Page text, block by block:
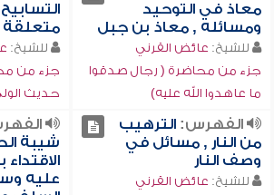
معاذ في التوحيد
ومسائله , معاذ بن جبل
للشيخ: عائض القرني
جزء من محاضرة ( رجال صدقوا
ما عاهدوا الله عليه)
متعلقة
للشيخ:
جزء من
حديث
الفهرس:الترهيب
من النار , مسائل في
وصف النار
للشيخ: عائض القرني
شيبة
عليه